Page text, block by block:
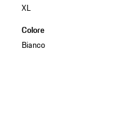
XL
Colore
Bianco